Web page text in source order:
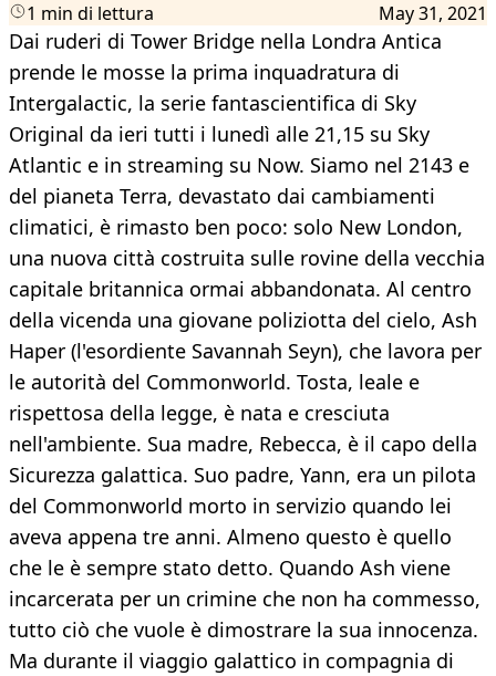
1 min di lettura May 31, 2021
Dai ruderi di Tower Bridge nella Londra Antica
prende le mosse la prima inquadratura di
Intergalactic, la serie fantascientifica di Sky
Original da ieri tutti i lunedì alle 21,15 su Sky
Atlantic e in streaming su Now. Siamo nel 2143 e
del pianeta Terra, devastato dai cambiamenti
climatici, è rimasto ben poco: solo New London,
una nuova città costruita sulle rovine della vecchia
capitale britannica ormai abbandonata. Al centro
della vicenda una giovane poliziotta del cielo, Ash
Haper (l'esordiente Savannah Seyn), che lavora per
le autorità del Commonworld. Tosta, leale e
rispettosa della legge, è nata e cresciuta
nell'ambiente. Sua madre, Rebecca, è il capo della
Sicurezza galattica. Suo padre, Yann, era un pilota
del Commonworld morto in servizio quando lei
aveva appena tre anni. Almeno questo è quello
che le è sempre stato detto. Quando Ash viene
incarcerata per un crimine che non ha commesso,
tutto ciò che vuole è dimostrare la sua innocenza.
Ma durante il viaggio galattico in compagnia di